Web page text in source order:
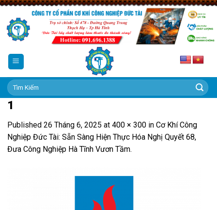
Skip
content
Tìm
kiếm:
1
Published 26 Tháng 6, 2025 at 400 × 300 in Cơ Khí Công
Nghiệp Đức Tài: Sẵn Sàng Hiện Thực Hóa Nghị Quyết 68,
Đưa Công Nghiệp Hà Tĩnh Vươn Tầm.